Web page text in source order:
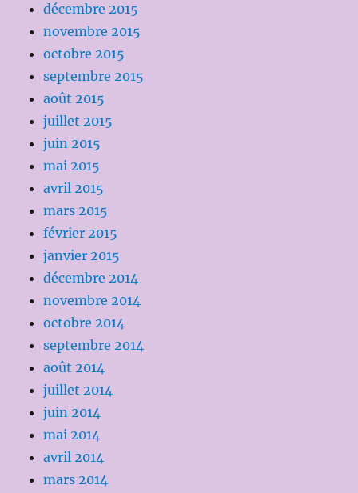
décembre 2015
novembre 2015
octobre 2015
septembre 2015
août 2015
juillet 2015
juin 2015
mai 2015
avril 2015
mars 2015
février 2015
janvier 2015
décembre 2014
novembre 2014
octobre 2014
septembre 2014
août 2014
juillet 2014
juin 2014
mai 2014
avril 2014
mars 2014